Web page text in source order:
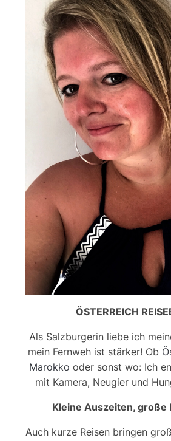
ÖSTERREICH
Als Salzburgerin liebe ich
mein Fernweh ist stärker! Ob
Marokko oder sonst wo: Ich
mit Kamera, Neugier und
Kleine Auszeiten, große
Auch kurze Reisen bringen